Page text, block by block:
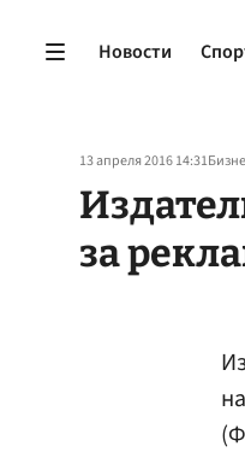
Новости
13 апреля 2016 14:31
за